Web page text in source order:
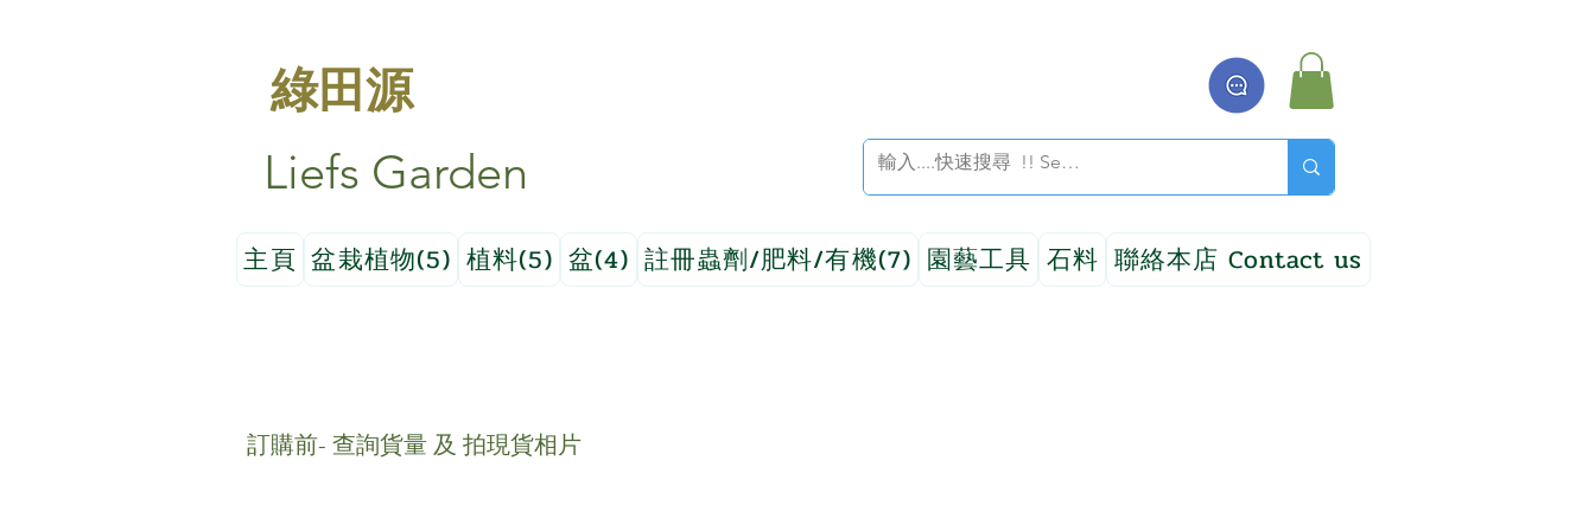
綠田源
Liefs Garden
主頁 盆栽植物(5) 植料(5) 盆(4) 註冊蟲劑/肥料/有機(7) 園藝工具 石料 聯絡本店 Contact us
訂購前- 查詢貨量 及 拍現貨相片